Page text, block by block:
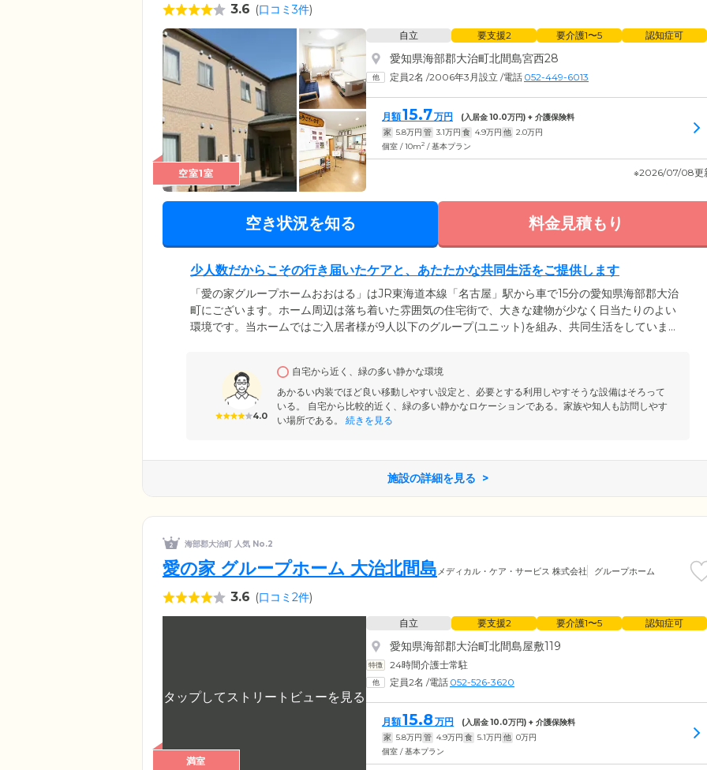
3.6 (口コミ3件)
空室1室
自立 要支援2 要介護1〜5 認知症可
愛知県海部郡大治町北間島宮西28
定員2名 /2006年3月設立 /電話 052-449-6013
月額15.7万円 (入居金10.0万円) + 介護保険料
家 5.8万円 管 3.1万円 食 4.9万円 他 2.0万円
個室 / 10m2 / 基本プラン
※2026/07/08更
空き状況を知る 料金見積もり
少人数だからこその行き届いたケアと、あたたかな共同生活をご提供します
「愛の家グループホームおおはる」はJR東海道本線「名古屋」駅から車で15分の愛知県海部郡大治
町にございます。ホーム周辺は落ち着いた雰囲気の住宅街で、大きな建物が少なく日当たりのよい
環境です。当ホームではご入居者様が9人以下のグループ(ユニット)を組み、共同生活をしていま
ネジャーなどの資格をもったスタッフもおりますので、安心してお過ごしいただけます。
4.0
自宅から近く、緑の多い静かな環境
あかるい内装でほど良い移動しやすい設定と、必要とする利用しやすそうな設備はそろって
いる。 自宅から比較的近く、緑の多い静かなロケーションである。家族や知人も訪問しやす
い場所である。
続きを見る
施設の詳細を見る
海部郡大治町 人気 No.2
愛の家 グループホーム 大治北間島 メディカル・ケア・サービス 株式会社 グループホーム
3.6 (口コミ2件)
満室
自立 要支援2 要介護1〜5 認知症可
愛知県海部郡大治町北間島屋敷119
24時間介護士常駐
定員2名 /電話 052-526-3620
月額15.8 万円 (入居金10.0万円) + 介護保険料
家 5.8万円 管 4.9万円 食 5.1万円 他 0万円
個室 / 基本プラン